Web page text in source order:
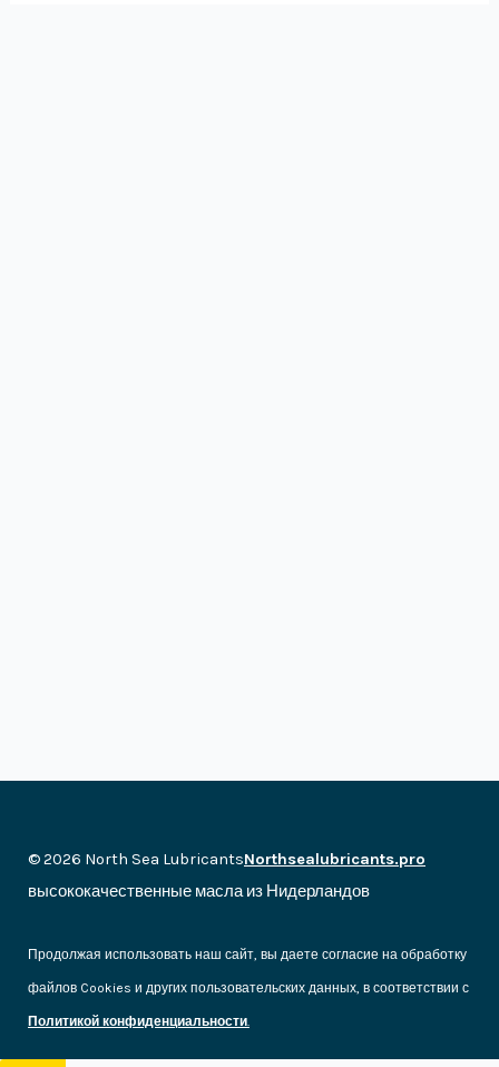
© 2026 North Sea LubricantsNorthsealubricants.pro
высококачественные масла из Нидерландов
Продолжая использовать наш сайт, вы даете согласие на обработку
файлов Cookies и других пользовательских данных, в соответствии с
Политикой конфиденциальности.